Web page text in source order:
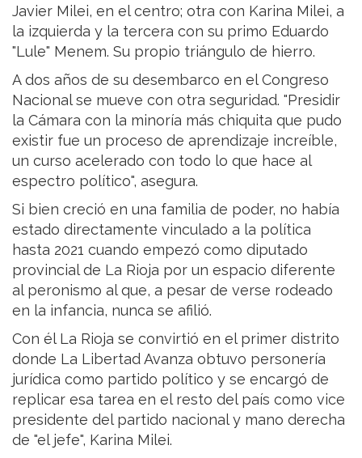
Javier Milei, en el centro; otra con Karina Milei, a
la izquierda y la tercera con su primo Eduardo
"Lule" Menem. Su propio triángulo de hierro.
A dos años de su desembarco en el Congreso
Nacional se mueve con otra seguridad. "Presidir
la Cámara con la minoría más chiquita que pudo
existir fue un proceso de aprendizaje increíble,
un curso acelerado con todo lo que hace al
espectro político", asegura.
Si bien creció en una familia de poder, no había
estado directamente vinculado a la política
hasta 2021 cuando empezó como diputado
provincial de La Rioja por un espacio diferente
al peronismo al que, a pesar de verse rodeado
en la infancia, nunca se afilió.
Con él La Rioja se convirtió en el primer distrito
donde La Libertad Avanza obtuvo personería
jurídica como partido político y se encargó de
replicar esa tarea en el resto del país como vice
presidente del partido nacional y mano derecha
de "el jefe", Karina Milei.